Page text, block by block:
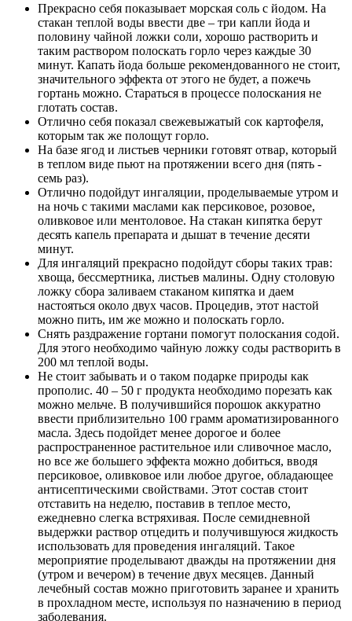
Прекрасно себя показывает морская соль с йодом. На
стакан теплой воды ввести две – три капли йода и
половину чайной ложки соли, хорошо растворить и
таким раствором полоскать горло через каждые 30
минут. Капать йода больше рекомендованного не стоит,
значительного эффекта от этого не будет, а пожечь
гортань можно. Стараться в процессе полоскания не
глотать состав.
Отлично себя показал свежевыжатый сок картофеля,
которым так же полощут горло.
На базе ягод и листьев черники готовят отвар, который
в теплом виде пьют на протяжении всего дня (пять -
семь раз).
Отлично подойдут ингаляции, проделываемые утром и
на ночь с такими маслами как персиковое, розовое,
оливковое или ментоловое. На стакан кипятка берут
десять капель препарата и дышат в течение десяти
минут.
Для ингаляций прекрасно подойдут сборы таких трав:
хвоща, бессмертника, листьев малины. Одну столовую
ложку сбора заливаем стаканом кипятка и даем
настояться около двух часов. Процедив, этот настой
можно пить, им же можно и полоскать горло.
Снять раздражение гортани помогут полоскания содой.
Для этого необходимо чайную ложку соды растворить в
200 мл теплой воды.
Не стоит забывать и о таком подарке природы как
прополис. 40 – 50 г продукта необходимо порезать как
можно мельче. В получившийся порошок аккуратно
ввести приблизительно 100 грамм ароматизированного
масла. Здесь подойдет менее дорогое и более
распространенное растительное или сливочное масло,
но все же большего эффекта можно добиться, вводя
персиковое, оливковое или любое другое, обладающее
антисептическими свойствами. Этот состав стоит
отставить на неделю, поставив в теплое место,
ежедневно слегка встряхивая. После семидневной
выдержки раствор отцедить и получившуюся жидкость
использовать для проведения ингаляций. Такое
мероприятие проделывают дважды на протяжении дня
(утром и вечером) в течение двух месяцев. Данный
лечебный состав можно приготовить заранее и хранить
в прохладном месте, используя по назначению в период
заболевания.